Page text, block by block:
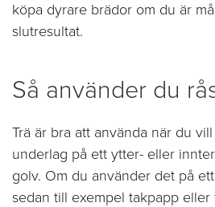
köpa dyrare brädor om du är
slutresultat.
Så använder du
Trä är bra att använda när du
underlag på ett ytter- eller
golv. Om du använder det på
sedan till exempel takpapp